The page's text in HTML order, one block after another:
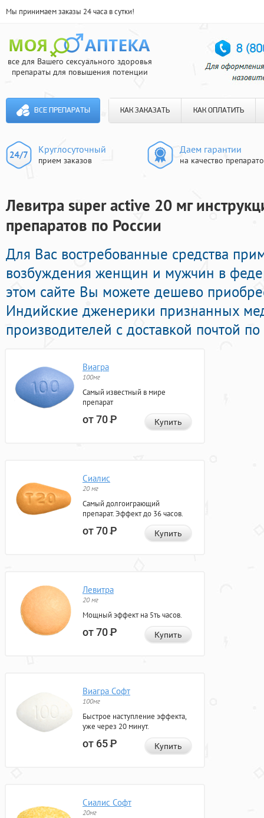
Мы принимаем заказы 24 часа в сутки!
все для Вашего сексуального здоровья
препараты для повышения потенции
ВСЕ ПРЕПАРАТЫ КАК ЗАКАЗАТЬ КАК ОПЛАТИТЬ
Круглосуточный
прием заказов
Даем гарантии
на качество
Левитра super active 20 мг
препаратов по России
Для Вас востребованные средства
возбуждения женщин и мужчин в
этом сайте Вы можете дешево
Индийские дженерики признанных
производителей с доставкой почтой
Виагра
100мг
Самый известный в мире
препарат
от 70Р Купить
Сиалис
20 мг
Самый долгоиграющий
препарат. Эффект до 36 часов.
от 70Р Купить
Левитра
20 мг
Мощный эффект на 5ть часов.
от 70Р Купить
Виагра Софт
100мг
Быстрое наступление эффекта,
уже через 20 минут.
от 65Р Купить
Сиалис Софт
20мг